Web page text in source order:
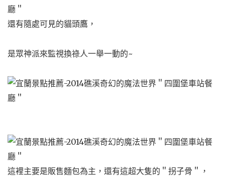
還有隨處可見的貓頭鷹，
是眾神派來監視換祿人一舉一動的~
這裡主要是販售麵包為主， 還有這超大隻的＂拐子骨＂，